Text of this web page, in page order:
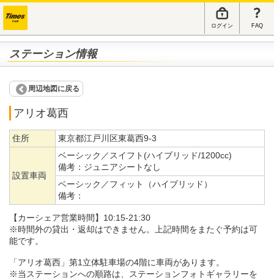
ログイン FAQ
ステーション情報
周辺地図に戻る
アリオ葛西
住所 東京都江戸川区東葛西9-3
設置車両
ベーシック／スイフト(ハイブリッド/1200cc)
備考： ジュニアシートなし
ベーシック／フィット（ハイブリッド）
備考：
【カーシェア営業時間】10:15-21:30
※時間外の貸出・返却はできません。上記時間をまたぐ予約は可
能です。
「アリオ葛西」第1立体駐車場の4階に車両があります。
※当ステーションへの順路は、ステーションフォトギャラリーを